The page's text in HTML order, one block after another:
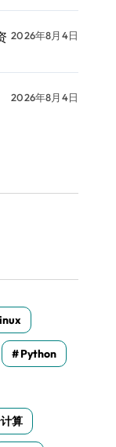
2026年8月4日
2026年8月4日
Python
算